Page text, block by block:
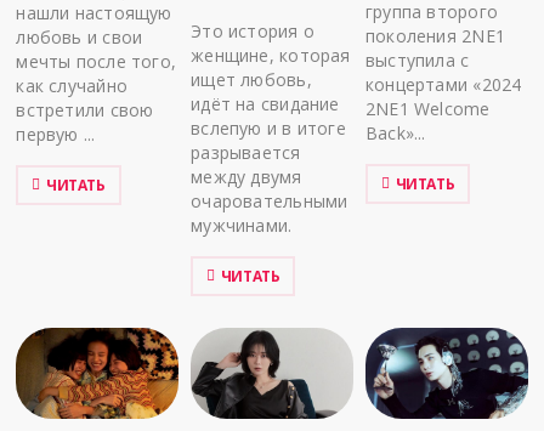
нашли настоящую
любовь и свои
мечты после того,
как случайно
встретили свою
первую ...
ЧИТАТЬ
Это история о
женщине, которая
ищет любовь,
идёт на свидание
вслепую и в итоге
разрывается
между двумя
очаровательными
мужчинами.
ЧИТАТЬ
группа второго
поколения 2NE1
выступила с
концертами «2024
2NE1 Welcome
Back»...
ЧИТАТЬ